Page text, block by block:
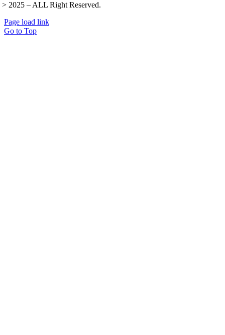
> 2025 – ALL Right Reserved.
Page load link
Go to Top